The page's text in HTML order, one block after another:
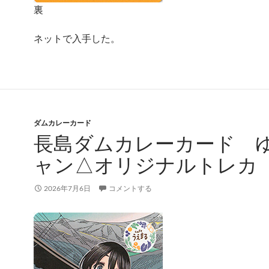
裏
ネットで入手した。
ダムカレーカード
長島ダムカレーカード
ャン△オリジナルトレカ
2026年7月6日 コメントする